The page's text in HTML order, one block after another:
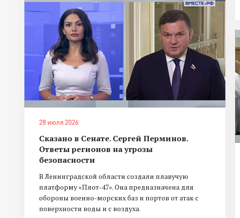
28 июля 2026
Сказано в Сенате. Сергей Перминов.
Ответы регионов на угрозы
безопасности
В Ленинградской области создали плавучую
платформу «Плот-47». Она предназначена для
обороны военно-морских баз и портов от атак с
поверхности воды и с воздуха.